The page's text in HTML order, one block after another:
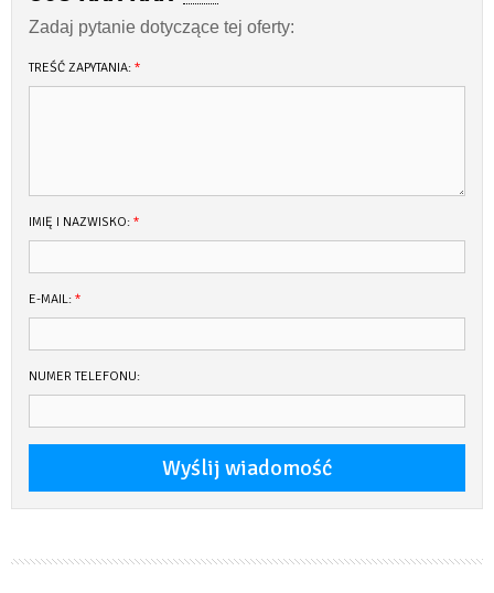
Zadaj pytanie dotyczące tej oferty:
TREŚĆ ZAPYTANIA: *
IMIĘ I NAZWISKO: *
E-MAIL: *
NUMER TELEFONU: